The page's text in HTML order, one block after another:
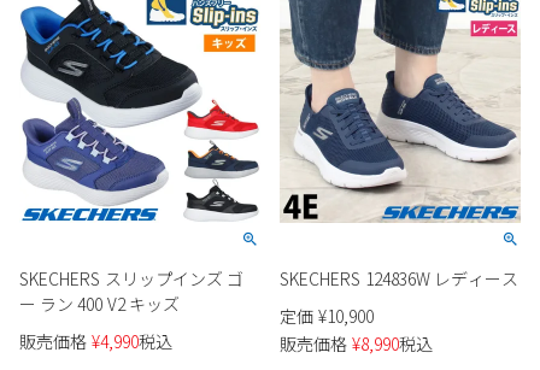
SKECHERS スリップインズ ゴ
ー ラン 400 V2 キッズ
販売価格 ¥4,990税込
SKECHERS 124836W レディース
定価 ¥10,900
販売価格 ¥8,990税込